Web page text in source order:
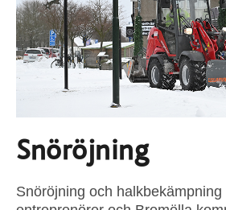
Snöröjning
Snöröjning och